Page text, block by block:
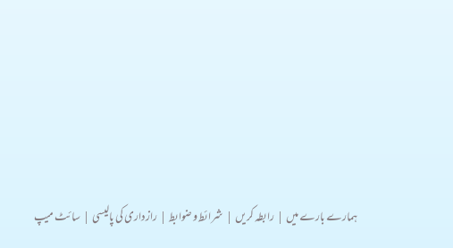
ہمارے بارے میں | رابطہ کریں | شرائط و ضوابط | رازداری کی پالیسی | سائٹ میپ